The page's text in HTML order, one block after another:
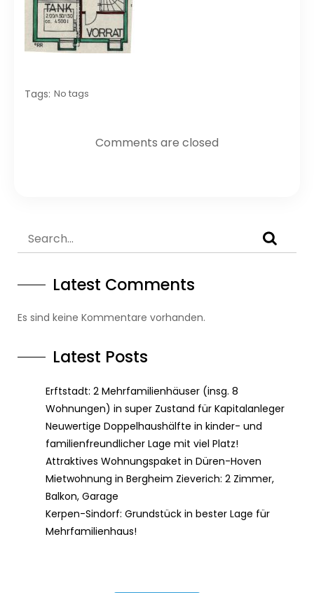
Tags: No tags
Comments are closed
Latest Comments
Es sind keine Kommentare vorhanden.
Latest Posts
Erftstadt: 2 Mehrfamilienhäuser (insg. 8
Wohnungen) in super Zustand für Kapitalanleger
Neuwertige Doppelhaushälfte in kinder- und
familienfreundlicher Lage mit viel Platz!
Attraktives Wohnungspaket in Düren-Hoven
Mietwohnung in Bergheim Zieverich: 2 Zimmer,
Balkon, Garage
Kerpen-Sindorf: Grundstück in bester Lage für
Mehrfamilienhaus!